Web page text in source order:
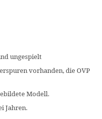
ungespielt
vorhanden, die OVP
Modell.
Jahren.